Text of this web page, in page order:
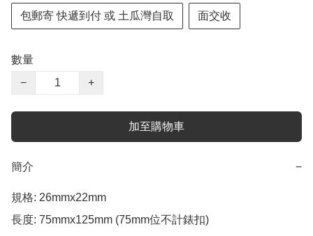
包郵寄 快遞到付 或 土瓜灣自取 面交收
數量
−
+
加至購物車
簡介 −
規格: 26mmx22mm
長度: 75mmx125mm (75mm位不計錶扣)